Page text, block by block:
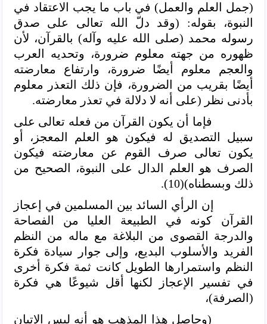
(جمل العلم والعمل) في باب ما يجب الاعتقاد في
النبوة، بقوله: (وقد دلّ الله تعالى على صدق
رسوله محمد (صلى الله عليه وآله) بالقرآن، لأن
ظهوره من جهته معلوم ضرورة، وتحديه العرب
والعجم معلوم أيضًا ضرورة، وارتفاع معارضته
أيضًا بقريب من الضرورة، فإن ذلك التعذر معلوم
بأدنى نظر (على أنه لا دلالة في تعذر معارضته.
فإما أن يكون القرآن من فعله تعالى على
سبيل التصديق له فيكون هو العلم المعجز، أو
يكون تعالى صرف القوم عن معارضته فيكون
الصرف هو العلم الدال على النبوة، الصحيح من
ذلك وبسطناه)(10).
إن الرأي السائد بين المسلمين في إعجاز
القرآن كونه في الطبيعة العليا من الفصاحة
والدرجة القصوى من البلاغة مع ماله من النظم
الفريد والأسلوب البديع، وإلى جوار سيادة فكرة
النظم واستمرارها الطويل كانت ثمة فكرة أخرى
في تفسير الإعجاز لكنها أقل شيوعًا هي فكرة
(الصرفة)،
(وحاصل هذا المذهب هو أنه ليس الإتيان